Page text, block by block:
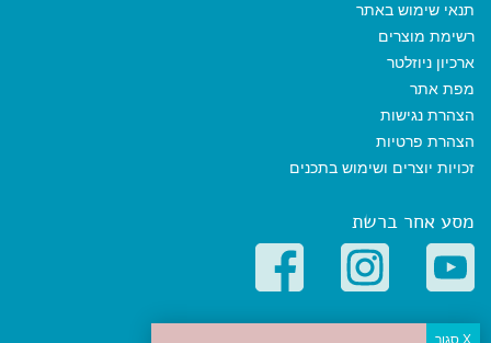
תנאי שימוש באתר
רשימת מוצרים
ארכיון ניוזלטר
מפת אתר
הצהרת נגישות
הצהרת פרטיות
זכויות יוצרים ושימוש בתכנים
מסע אחר ברשת
קטגוריות פופולריות